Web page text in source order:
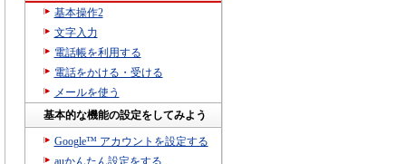
基本操作2
文字入力
電話帳を利用する
電話をかける・受ける
メールを使う
基本的な機能の設定をしてみよう
Google™ アカウントを設定する
auかんたん設定をする